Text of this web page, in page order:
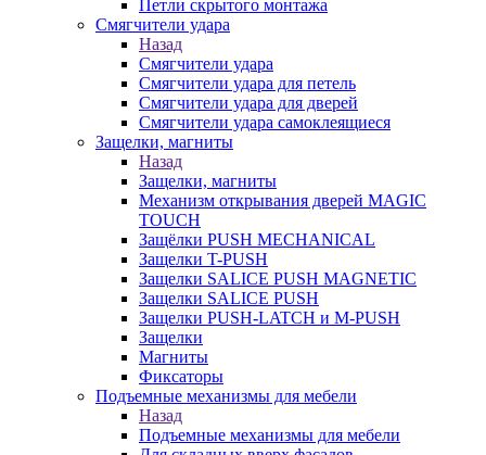
Петли скрытого монтажа
Смягчители удара
Назад
Смягчители удара
Смягчители удара для петель
Смягчители удара для дверей
Cмягчители удара самоклеящиеся
Защелки, магниты
Назад
Защелки, магниты
Механизм открывания дверей MAGIC
TOUCH
Защёлки PUSH MECHANICAL
Защелки T-PUSH
Защелки SALICE PUSH MAGNETIC
Защелки SALICE PUSH
Защелки PUSH-LATCH и M-PUSH
Защелки
Магниты
Фиксаторы
Подъемные механизмы для мебели
Назад
Подъемные механизмы для мебели